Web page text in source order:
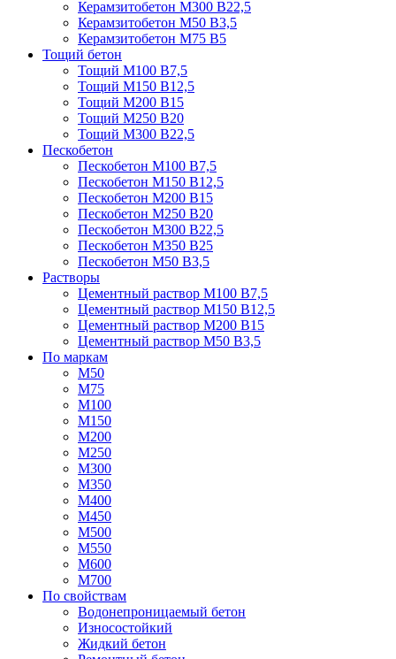
Керамзитобетон М300 В22,5
Керамзитобетон М50 В3,5
Керамзитобетон М75 В5
Тощий бетон
Тощий М100 В7,5
Тощий М150 В12,5
Тощий М200 В15
Тощий М250 В20
Тощий М300 В22,5
Пескобетон
Пескобетон М100 В7,5
Пескобетон М150 В12,5
Пескобетон М200 В15
Пескобетон М250 В20
Пескобетон М300 В22,5
Пескобетон М350 В25
Пескобетон М50 В3,5
Растворы
Цементный раствор М100 В7,5
Цементный раствор М150 В12,5
Цементный раствор М200 В15
Цементный раствор М50 В3,5
По маркам
М50
М75
М100
М150
М200
М250
М300
М350
М400
М450
М500
М550
М600
М700
По свойствам
Водонепроницаемый бетон
Износостойкий
Жидкий бетон